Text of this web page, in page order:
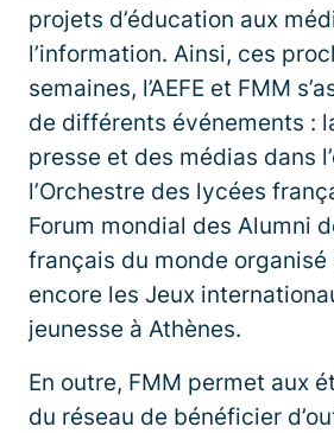
projets d’éducation aux
l’information. Ainsi, ces
semaines, l’AEFE et FMM
de différents événements :
presse et des médias dans
l’Orchestre des lycées
Forum mondial des Alumni
français du monde organisé
encore les Jeux
jeunesse à Athènes.
En outre, FMM permet aux
du réseau de bénéficier